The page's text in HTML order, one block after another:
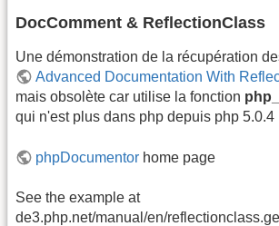
DocComment & ReflectionClass
Une démonstration de la récupération
Advanced Documentation With
mais obsolète car utilise la fonction
qui n'est plus dans php depuis php 5.0.4
phpDocumentor home page
See the example at
de3.php.net/manual/en/